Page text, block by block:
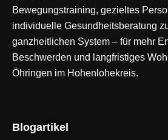
Bewegungstraining, gezieltes
individuelle Gesundheitsberatung
ganzheitlichen System – für mehr
Beschwerden und langfristiges
Öhringen im Hohenlohekreis.
Blogartikel